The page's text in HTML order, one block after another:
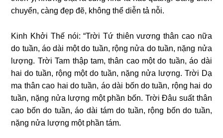
chuyển, càng đẹp đẽ, không thể diễn tả nỗi.
Kinh Khởi Thế nói: “Trời Tứ thiên vương thân cao nữa
do tuần, áo dài một do tuần, rộng nửa do tuần, nặng nửa
lượng. Trời Tam thập tam, thân cao một do tuần, áo dài
hai do tuần, rộng một do tuần, nặng nửa lượng. Trời Dạ
ma thân cao hai do tuần, áo dài bốn do tuần, rộng hai do
tuần, nặng nửa lượng một phần bốn. Trời Đâu suất thân
cao bốn do tuần, áo dài tám do tuần, rộng bốn do tuần,
nặng nửa lượng một phần tám.